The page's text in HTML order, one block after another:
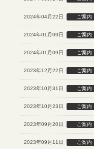
2024年04月22日 ご案内
2024年01月09日 ご案内
2024年01月09日 ご案内
2023年12月22日 ご案内
2023年10月31日 ご案内
2023年10月23日 ご案内
2023年09月20日 ご案内
2023年09月11日 ご案内